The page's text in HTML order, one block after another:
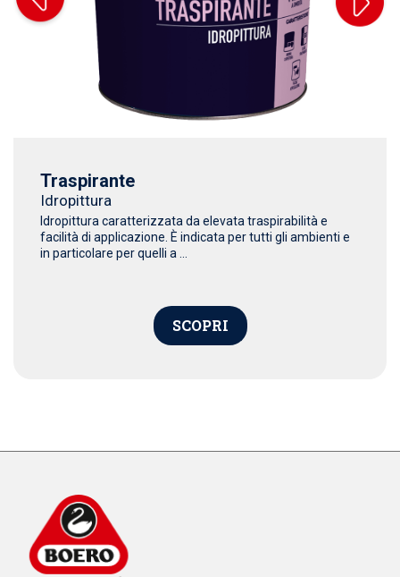
Traspirante
Idropittura
Idropittura caratterizzata da elevata traspirabilità e
facilità di applicazione. È indicata per tutti gli ambienti e
in particolare per quelli a ...
SCOPRI